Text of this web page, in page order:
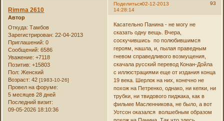
Поделиться 93
02-12-2013
14:28:14
Rimma 2610
Автор
Откуда: Тамбов
Зарегистрирован: 22-04-2013
Приглашений: 0
Сообщений: 6586
Уважение: +7118
Позитив: +15803
Пол: Женский
Возраст: 42[1983-10-26]
Провел на форуме:
5 месяцев 28 дней
Последний визит:
09-05-2026 18:10:36
Касательно Панина - не могу не
сказать одну вещь. Вчера,
соскучившись по полюбившимся
героям, нашла, и, пылая праведным
гневом справедливого возмущения,
скачала русский перевод Конан-Дойла
с иллюстрациями еще от издания конца
19 века. Шерлок на них, конечно не
похож на Петренко, однако, ни кепки, ни
трубки, ни твидового пиджака, как в
фильме Масленникова, не было, а вот
Уотсон оказался волшебным образом